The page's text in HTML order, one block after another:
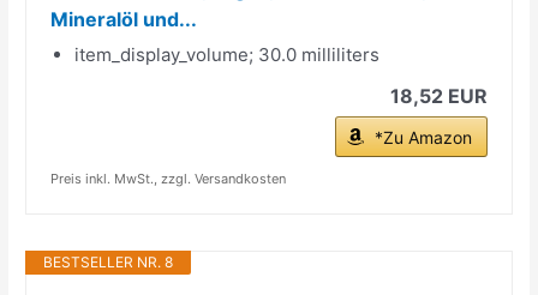
Mineralöl und...
item_display_volume; 30.0 milliliters
18,52 EUR
*Zu Amazon
Preis inkl. MwSt., zzgl. Versandkosten
BESTSELLER NR. 8